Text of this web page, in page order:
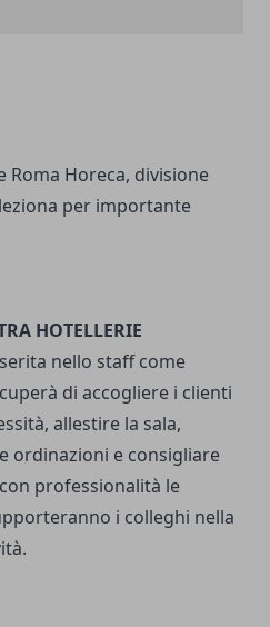
Roma Horeca, divisione
per importante
HOTELLERIE
nello staff come
di accogliere i clienti
allestire la sala,
ordinazioni e consigliare
professionalità le
i colleghi nella